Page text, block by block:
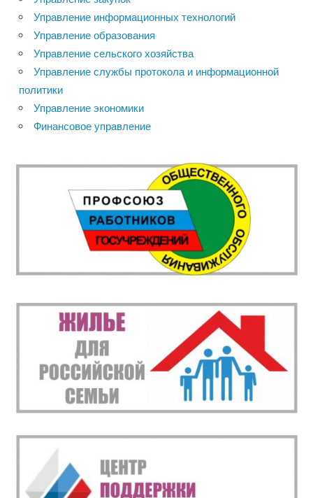
Управление информационных технологий
Управление образования
Управление сельского хозяйства
Управление службы протокола и информационной
политики
Управление экономики
Финансовое управление